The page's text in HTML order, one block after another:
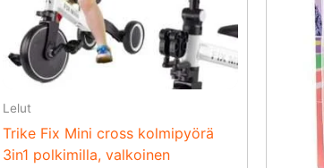
Lelut
Trike Fix Mini cross kolmipyörä
3in1 polkimilla, valkoinen